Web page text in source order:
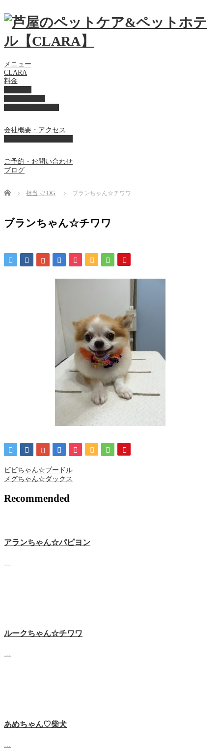
メニュー
CLARA
料金
会社概要・アクセス
ご予約・お問い合わせ
ブログ
Home 担当 ♡ OG ブランちゃん☆チワワ
ブランちゃん☆チワワ
ビビちゃん☆プードル
メグちゃん☆ダックス
Recommended
アランちゃん☆パピヨン
ルークちゃん☆チワワ
あめちゃん♡‬柴犬